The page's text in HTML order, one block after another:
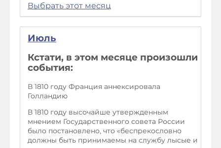
Выбрать этот месяц
Июль
Кстати, в этом месяце произошли
события:
В 1810 году Франция аннексировала
Голландию
В 1810 году высочайше утвержденным
мнением Государственного совета России
было постановлено, что «беспрекословно
должны быть принимаемы на службу лысые и